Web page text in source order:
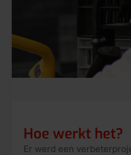
Hoe werkt het?
Er werd een